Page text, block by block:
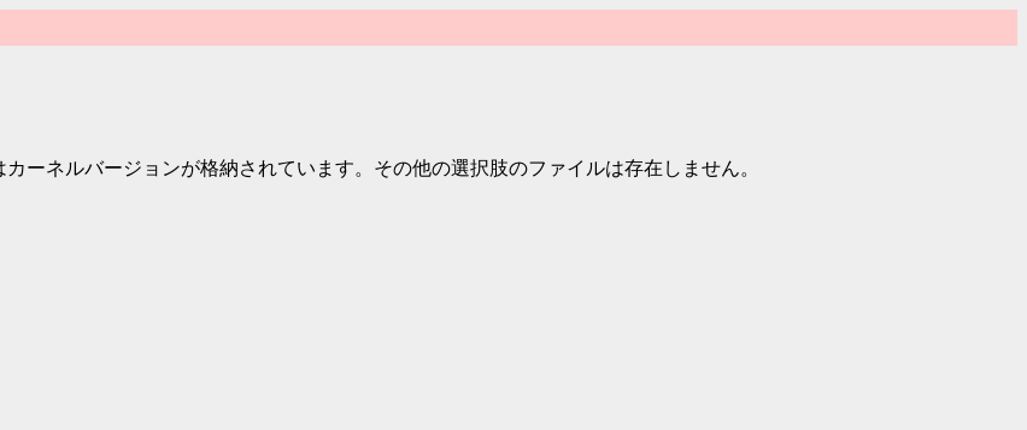
ーネルバージョンが格納されています。その他の選択肢のファイルは存在しません。